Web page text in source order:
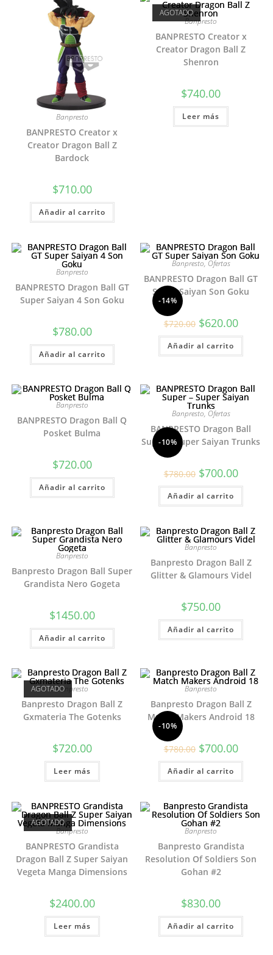
Banpresto
BANPRESTO Creator x
Creator Dragon Ball Z
Bardock
$710.00
Añadir al carrito
AGOTADO
Banpresto
BANPRESTO Creator x
Creator Dragon Ball Z
Shenron
$740.00
Leer más
Banpresto
BANPRESTO Dragon Ball GT
Super Saiyan 4 Son Goku
$780.00
Añadir al carrito
-14%
Banpresto,Ofertas
BANPRESTO Dragon Ball GT
Super Saiyan Son Goku
$720.00 El
precio
original
era:
$720.00.
$620.00El
precio
actual
$620.00.
Añadir al carrito
Banpresto
BANPRESTO Dragon Ball Q
Posket Bulma
$720.00
Añadir al carrito
-10%
Banpresto, Ofertas
BANPRESTO Dragon Ball
Super – Super Saiyan Trunks
$780.00 El
precio
original
era:
$780.00.
$700.00El
precio
actual
$700.00.
Añadir al carrito
Banpresto
Banpresto Dragon Ball Super
Grandista Nero Gogeta
$1450.00
Añadir al carrito
Banpresto
Banpresto Dragon Ball Z
Glitter & Glamours Videl
$750.00
Añadir al carrito
AGOTADOBanpresto
Banpresto Dragon Ball Z
Gxmateria The Gotenks
$720.00
Leer más
-10%
Banpresto
Banpresto Dragon Ball Z
Match Makers Android 18
$780.00 El
precio
original
era:
$780.00.
$700.00El
precio
actual
$700.00.
Añadir al carrito
AGOTADO
Banpresto
BANPRESTO Grandista
Dragon Ball Z Super Saiyan
Vegeta Manga Dimensions
$2400.00
Leer más
Banpresto
Banpresto Grandista
Resolution Of Soldiers Son
Gohan #2
$830.00
Añadir al carrito